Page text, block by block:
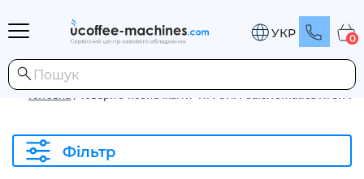
УКР 0
Головна / Товари з позначками “NIVONA CafeRomatica NICR
Фільтр